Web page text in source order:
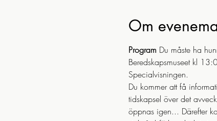
Om
Program Du måste ha
Beredskapsmuseet kl
Specialvisningen.
Du kommer att få
tidskapsel över det
öppnas igen... Därefter